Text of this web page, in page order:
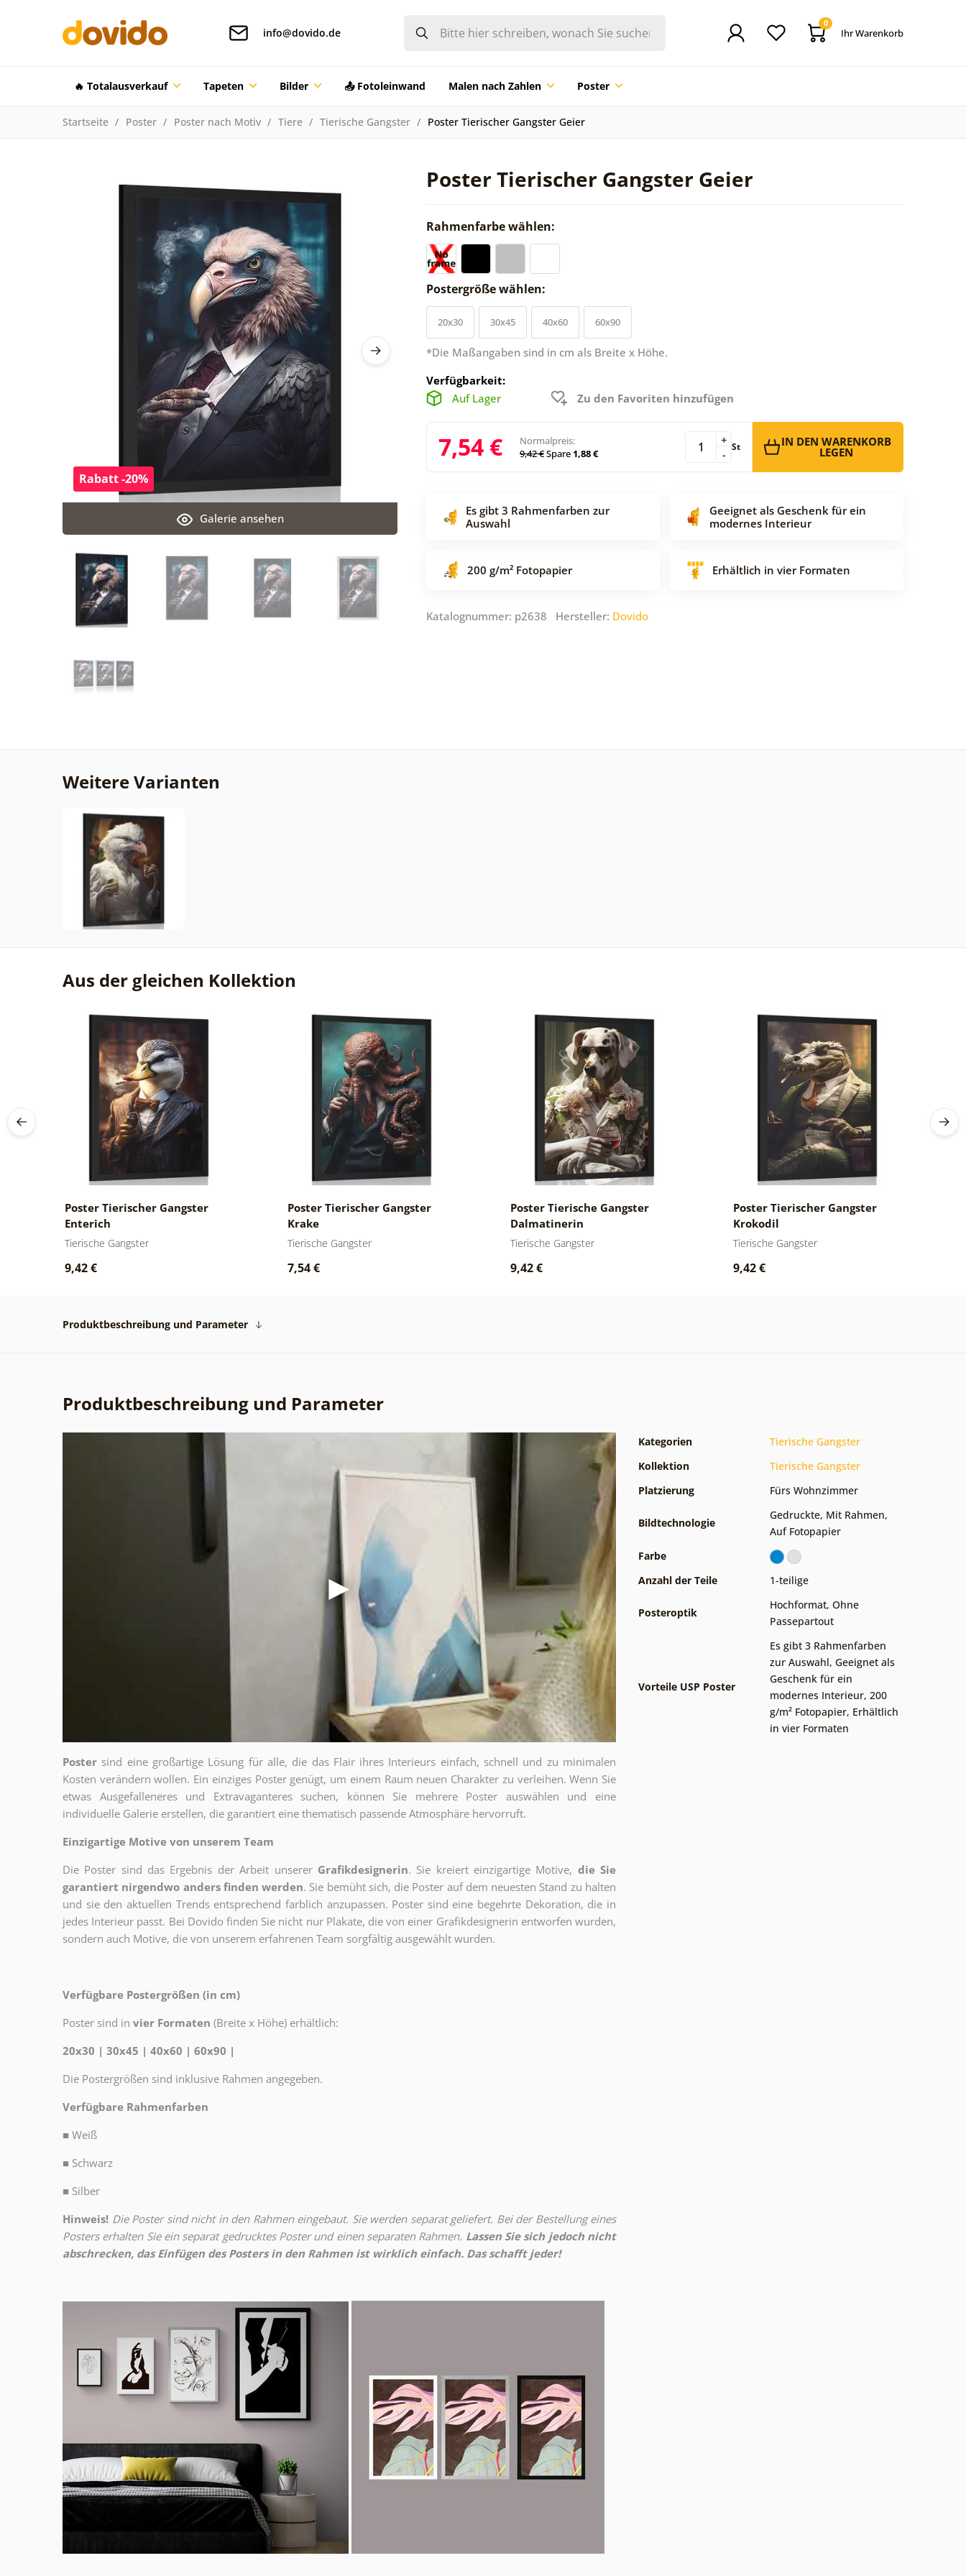
info@dovido.de
0
Ihr Warenkorb
🔥 Totalausverkauf Tapeten Bilder 📤 Fotoleinwand Malen nach Zahlen Poster
Startseite Poster Poster nach Motiv Tiere Tierische Gangster Poster Tierischer Gangster Geier
Poster Tierischer Gangster Geier
Galerie ansehen
Rabatt -20%
Rahmenfarbe wählen:
Postergröße wählen:
20x30 30x45 40x60 60x90
*Die Maßangaben sind in cm als Breite x Höhe.
Verfügbarkeit:
Auf Lager
Zu den Favoriten hinzufügen
7,54 €
Normalpreis:
9,42 €Spare 1,88 € -
+ St IN DEN WARENKORB
LEGEN
Es gibt 3 Rahmenfarben zur
Auswahl
Geeignet als Geschenk für ein
modernes Interieur
200 g/m² Fotopapier Erhältlich in vier Formaten
Katalognummer: p2638 Hersteller: Dovido
Weitere Varianten
Aus der gleichen Kollektion
Poster Tierischer Gangster
Enterich
Tierische Gangster
9,42 €
Poster Tierischer Gangster
Krake
Tierische Gangster
7,54 €
Poster Tierische Gangster
Dalmatinerin
Tierische Gangster
9,42 €
Poster Tierischer Gangster
Krokodil
Tierische Gangster
9,42 €
Produktbeschreibung und Parameter
Produktbeschreibung und Parameter
Poster sind eine großartige Lösung für alle, die das Flair ihres Interieurs einfach, schnell und zu minimalen
Kosten verändern wollen. Ein einziges Poster genügt, um einem Raum neuen Charakter zu verleihen. Wenn Sie
etwas Ausgefalleneres und Extravaganteres suchen, können Sie mehrere Poster auswählen und eine
individuelle Galerie erstellen, die garantiert eine thematisch passende Atmosphäre hervorruft.
Einzigartige Motive von unserem Team
Die Poster sind das Ergebnis der Arbeit unserer Grafikdesignerin. Sie kreiert einzigartige Motive, die Sie
garantiert nirgendwo anders finden werden. Sie bemüht sich, die Poster auf dem neuesten Stand zu halten
und sie den aktuellen Trends entsprechend farblich anzupassen. Poster sind eine begehrte Dekoration, die in
jedes Interieur passt. Bei Dovido finden Sie nicht nur Plakate, die von einer Grafikdesignerin entworfen wurden,
sondern auch Motive, die von unserem erfahrenen Team sorgfältig ausgewählt wurden.
Verfügbare Postergrößen (in cm)
Poster sind in vier Formaten (Breite x Höhe) erhältlich:
20x30 | 30x45 | 40x60 | 60x90 |
Die Postergrößen sind inklusive Rahmen angegeben.
Verfügbare Rahmenfarben
■ Weiß
■ Schwarz
■ Silber
Hinweis! Die Poster sind nicht in den Rahmen eingebaut. Sie werden separat geliefert. Bei der Bestellung eines
Posters erhalten Sie ein separat gedrucktes Poster und einen separaten Rahmen. Lassen Sie sich jedoch nicht
abschrecken, das Einfügen des Posters in den Rahmen ist wirklich einfach. Das schafft jeder!
Kategorien
Tierische Gangster
Kollektion
Tierische Gangster
Platzierung
Fürs Wohnzimmer
Bildtechnologie
Gedruckte, Mit Rahmen,
Auf Fotopapier
Farbe
Anzahl der Teile
1-teilige
Posteroptik
Hochformat, Ohne
Passepartout
Vorteile USP Poster
Es gibt 3 Rahmenfarben
zur Auswahl, Geeignet als
Geschenk für ein
modernes Interieur, 200
g/m² Fotopapier, Erhältlich
in vier Formaten